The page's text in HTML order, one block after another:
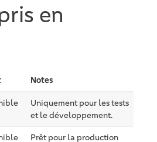
en
Notes
Uniquement pour les tests
et le développement.
Prêt pour la production